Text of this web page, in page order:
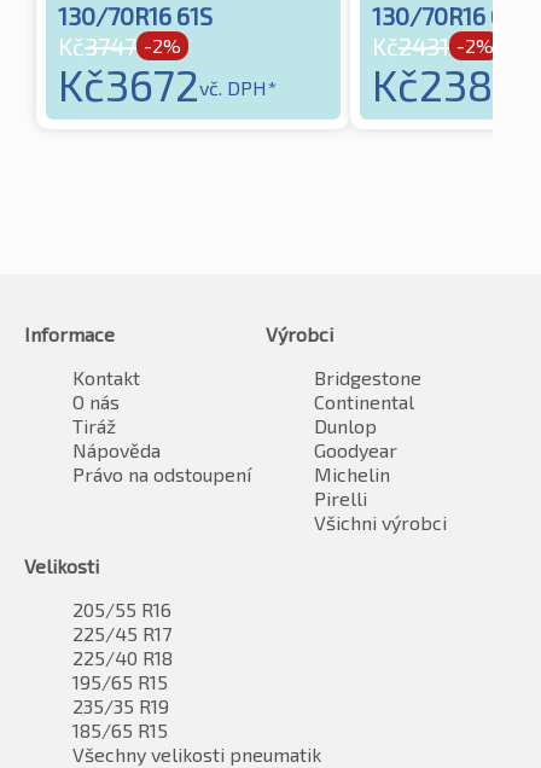
130/70R16 61S
Kč3747 -2%
Kč3672vč. DPH*
130/70R16 61S
Kč2431 -2%
Kč2382
Informace
Kontakt
O nás
Tiráž
Nápověda
Právo na odstoupení
Výrobci
Bridgestone
Continental
Dunlop
Goodyear
Michelin
Pirelli
Všichni výrobci
Velikosti
205/55 R16
225/45 R17
225/40 R18
195/65 R15
235/35 R19
185/65 R15
Všechny velikosti pneumatik